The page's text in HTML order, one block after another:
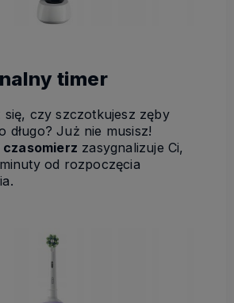
timer
się, czy szczotkujesz zęby
długo? Już nie musisz!
zasygnalizuje Ci,
od rozpoczęcia